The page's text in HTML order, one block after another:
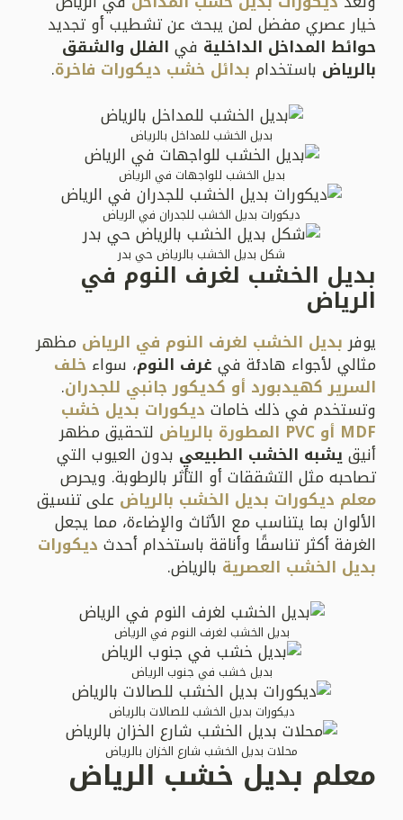
خيار عصري مفضل لمن يبحث عن تشطيب أو تجديد
حوائط المداخل الداخلية في الفلل والشقق
بالرياض باستخدام بدائل خشب ديكورات فاخرة.
بديل الخشب للمداخل بالرياض
بديل الخشب للواجهات في الرياض
ديكورات بديل الخشب للجدران في الرياض
شكل بديل الخشب بالرياض حي بدر
بديل الخشب لغرف النوم في
الرياض
يوفر بديل الخشب لغرف النوم في الرياض مظهر
مثالي لأجواء هادئة في غرف النوم، سواء خلف
السرير كهيدبورد أو كديكور جانبي للجدران.
وتستخدم في ذلك خامات ديكورات بديل خشب
MDF أو PVC المطورة بالرياض لتحقيق مظهر
أنيقيشبه الخشب الطبيعي بدون العيوب التي
تصاحبه مثل التشققات أو التأثر بالرطوبة. ويحرص
معلم ديكورات بديل الخشب بالرياض على تنسيق
الألوان بما يتناسب مع الأثاث والإضاءة، مما يجعل
الغرفة أكثر تناسقًا وأناقة باستخدام أحدث ديكورات
بديل الخشب العصرية بالرياض.
بديل الخشب لغرف النوم في الرياض
بديل خشب في جنوب الرياض
ديكورات بديل الخشب للصالات بالرياض
محلات بديل الخشب شارع الخزان بالرياض
معلم بديل خشب الرياض